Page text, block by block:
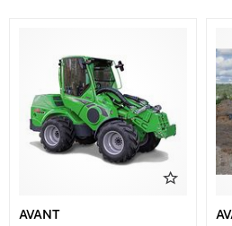
AVANT